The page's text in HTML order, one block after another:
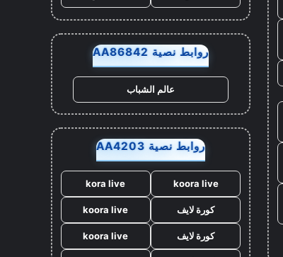
روابط نصية AA86842
عالم الشباب
روابط نصية AA4203
koora live
kora live
كورة لايف koora live
كورة لايف koora live